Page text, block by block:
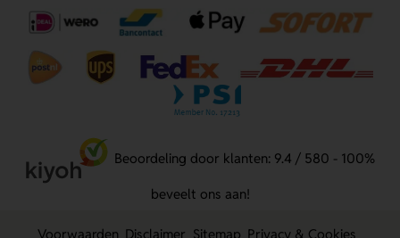
Beoordeling door klanten: 9.4 / 580 - 100%
beveelt ons aan!
Voorwaarden Disclaimer Sitemap Privacy & Cookies